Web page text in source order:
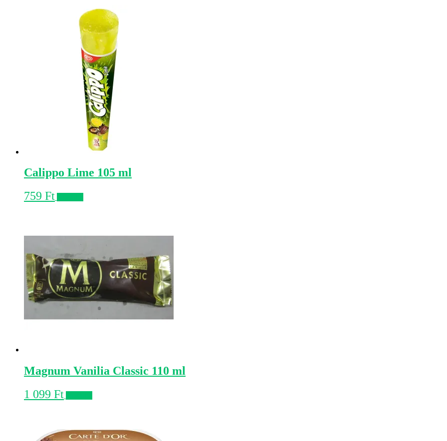
Calippo Lime 105 ml
759 Ft
Magnum Vanilia Classic 110 ml
1 099 Ft